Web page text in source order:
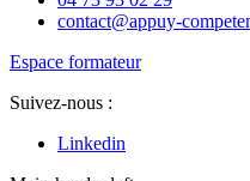
contact@appuy-
Espace formateur
Suivez-nous :
Linkedin